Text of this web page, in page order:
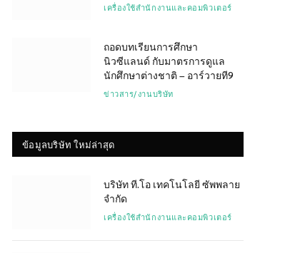
เครื่องใช้สำนักงานและคอมพิวเตอร์
ถอดบทเรียนการศึกษา
นิวซีแลนด์ กับมาตรการดูแล
นักศึกษาต่างชาติ – อาร์วายที9
ข่าวสาร/งานบริษัท
ข้อมูลบริษัท ใหม่ล่าสุด
บริษัท ที.โอ เทคโนโลยี ซัพพลาย
จำกัด
เครื่องใช้สำนักงานและคอมพิวเตอร์